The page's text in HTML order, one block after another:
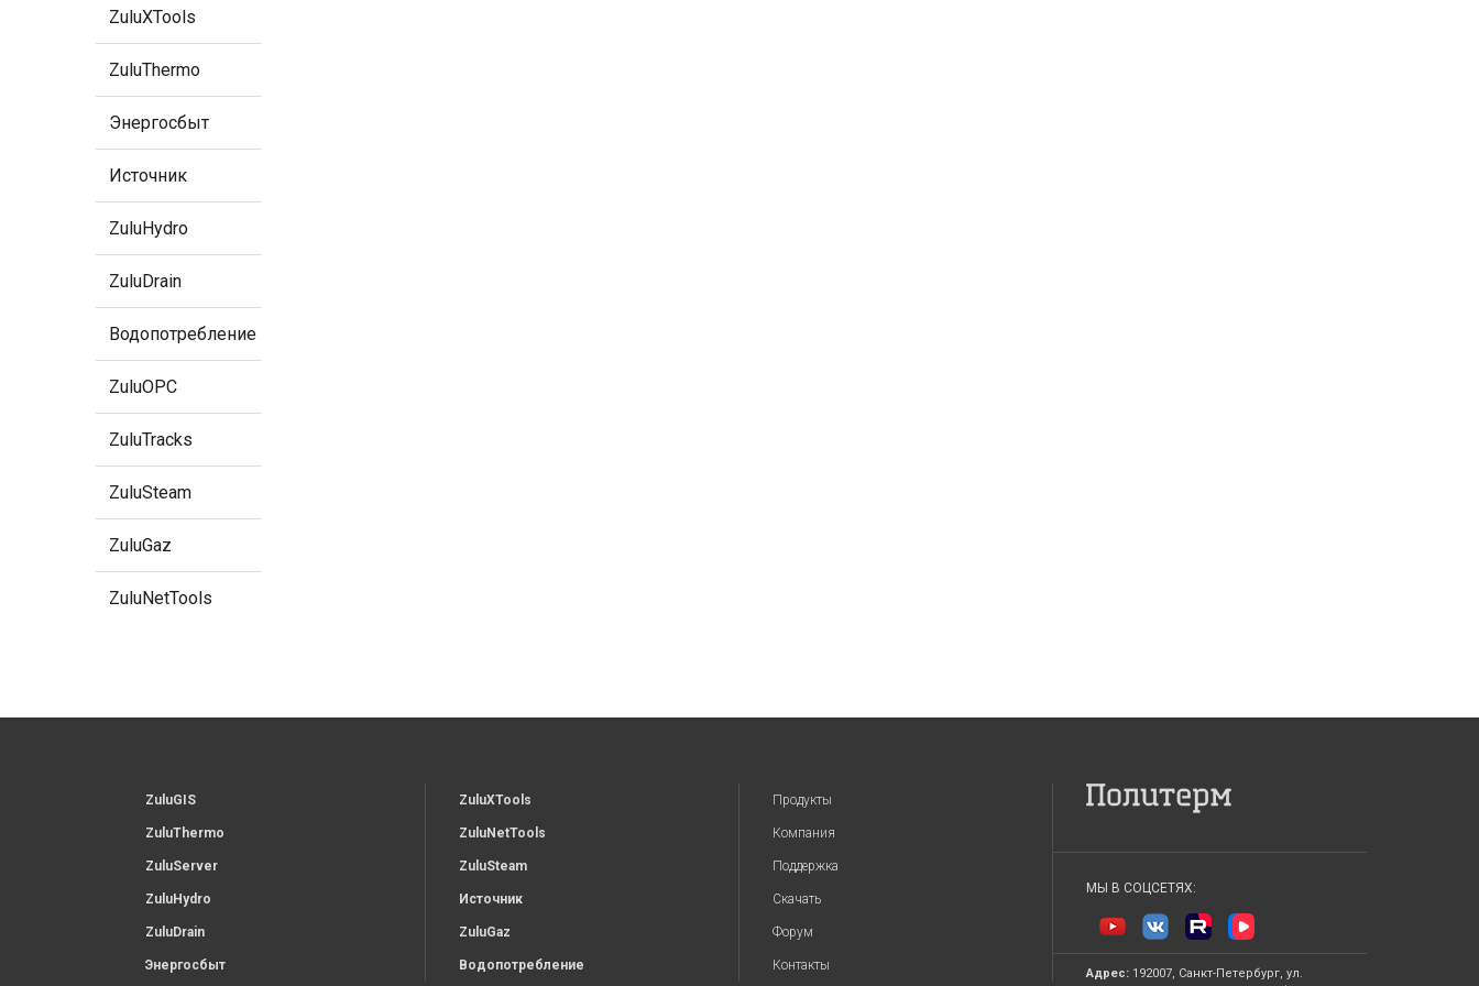
ZuluXTools
ZuluThermo
Энергосбыт
Источник
ZuluHydro
ZuluDrain
Водопотребление
ZuluOPC
ZuluTracks
ZuluSteam
ZuluGaz
ZuluNetTools
ZuluGIS
ZuluThermo
ZuluServer
ZuluHydro
ZuluDrain
Энергосбыт
ZuluXTools
ZuluNetTools
ZuluSteam
Источник
ZuluGaz
Водопотребление
Продукты
Компания
Поддержка
Скачать
Форум
Контакты
МЫ В СОЦСЕТЯХ:
Адрес: 192007, Санкт-Петербург, ул.